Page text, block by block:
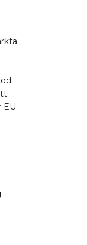
EU